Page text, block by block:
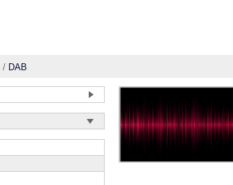
/ DAB